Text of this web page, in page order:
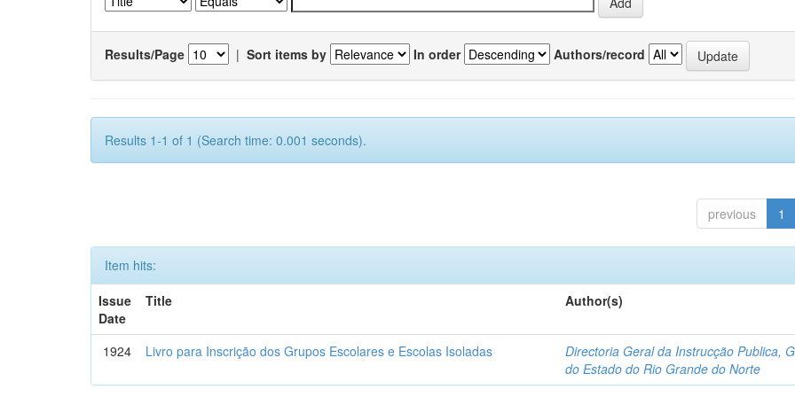
Results/Page | Sort items by In order Authors/record
Results 1-1 of 1 (Search time: 0.001 seconds).
previous 1
Item hits:
Issue
Date
Title Author(s)
1924 Livro para Inscrição dos Grupos Escolares e Escolas Isoladas
Directoria Geral da Instrucção Publica,
do Estado do Rio Grande do Norte